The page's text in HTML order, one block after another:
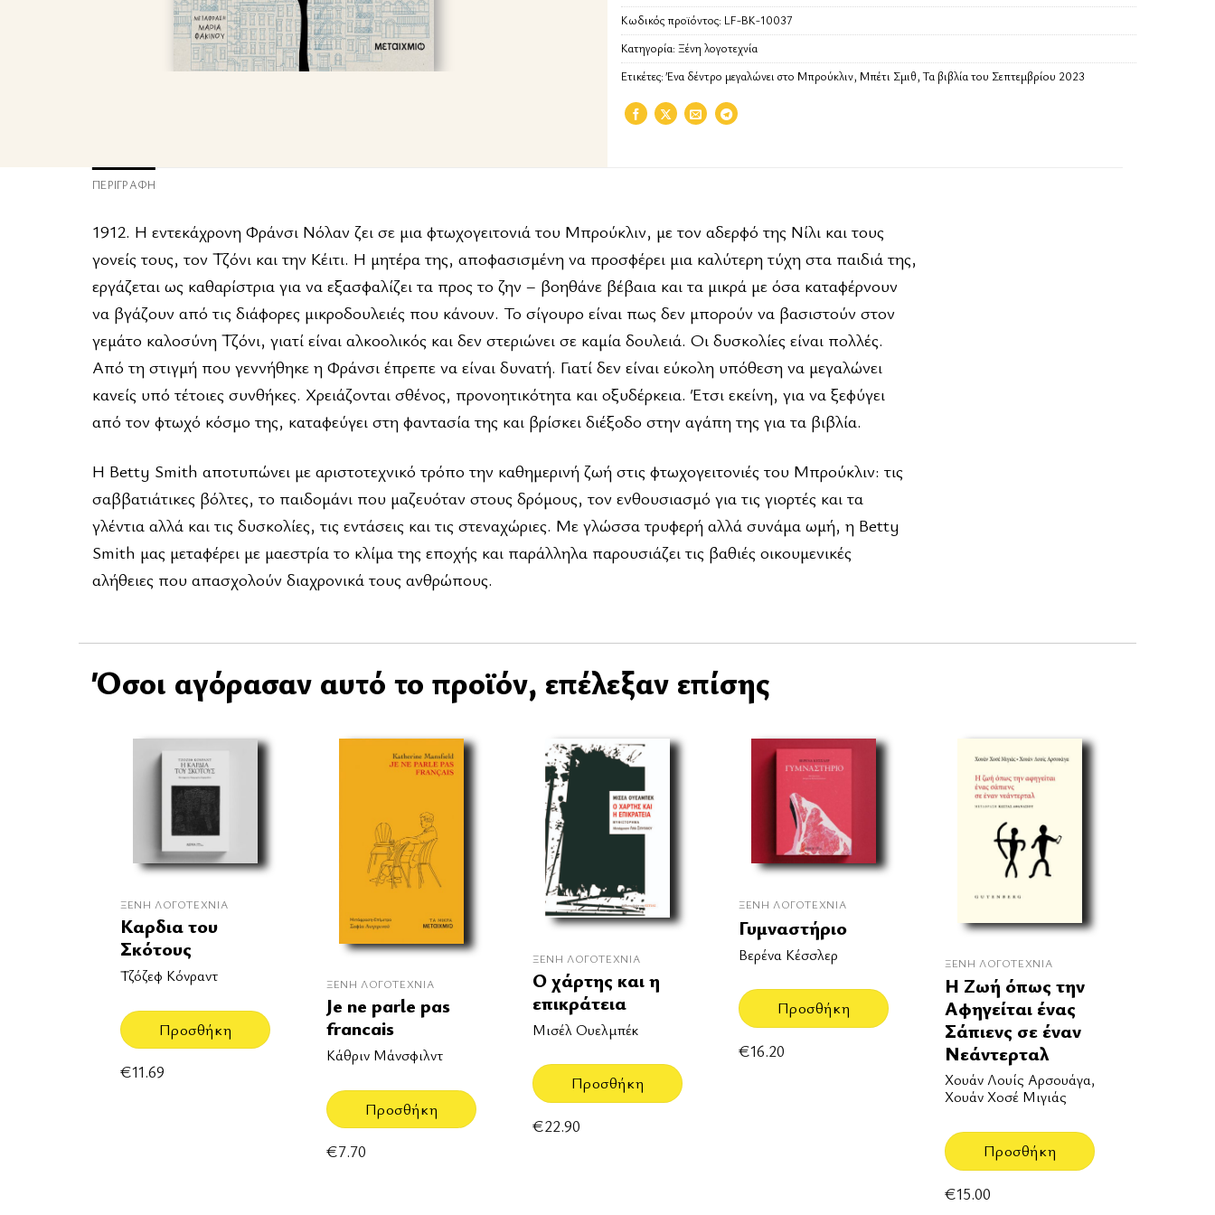
Κωδικός προϊόντος: LF-BK-10037
Κατηγορία: Ξένη λογοτεχνία
Ετικέτες:Ένα δέντρο μεγαλώνει στο Μπρούκλιν, Μπέτι Σμιθ,Τα βιβλία του Σεπτεμβρίου 2023
ΠΕΡΙΓΡΑΦΉ
1912. Η εντεκάχρονη Φράνσι Νόλαν ζει σε μια φτωχογειτονιά του Μπρούκλιν, με τον αδερφό της Νίλι και τους
γονείς τους, τον Τζόνι και την Κέιτι. Η μητέρα της, αποφασισμένη να προσφέρει μια καλύτερη τύχη στα παιδιά της,
εργάζεται ως καθαρίστρια για να εξασφαλίζει τα προς το ζην – βοηθάνε βέβαια και τα μικρά με όσα καταφέρνουν
να βγάζουν από τις διάφορες μικροδουλειές που κάνουν. Το σίγουρο είναι πως δεν μπορούν να βασιστούν στον
γεμάτο καλοσύνη Τζόνι, γιατί είναι αλκοολικός και δεν στεριώνει σε καμία δουλειά. Οι δυσκολίες είναι πολλές.
Από τη στιγμή που γεννήθηκε η Φράνσι έπρεπε να είναι δυνατή. Γιατί δεν είναι εύκολη υπόθεση να μεγαλώνει
κανείς υπό τέτοιες συνθήκες. Χρειάζονται σθένος, προνοητικότητα και οξυδέρκεια. Έτσι εκείνη, για να ξεφύγει
από τον φτωχό κόσμο της, καταφεύγει στη φαντασία της και βρίσκει διέξοδο στην αγάπη της για τα βιβλία.
Η Betty Smith αποτυπώνει με αριστοτεχνικό τρόπο την καθημερινή ζωή στις φτωχογειτονιές του Μπρούκλιν: τις
σαββατιάτικες βόλτες, το παιδομάνι που μαζευόταν στους δρόμους, τον ενθουσιασμό για τις γιορτές και τα
γλέντια αλλά και τις δυσκολίες, τις εντάσεις και τις στεναχώριες. Με γλώσσα τρυφερή αλλά συνάμα ωμή, η Betty
Smith μας μεταφέρει με μαεστρία το κλίμα της εποχής και παράλληλα παρουσιάζει τις βαθιές οικουμενικές
αλήθειες που απασχολούν διαχρονικά τους ανθρώπους.
Όσοι αγόρασαν αυτό το προϊόν, επέλεξαν επίσης
ΞΈΝΗ ΛΟΓΟΤΕΧΝΊΑ
Καρδια του
Σκότους
Τζόζεφ Κόνραντ
Προσθήκη
€11.69
ΞΈΝΗ ΛΟΓΟΤΕΧΝΊΑ
Je ne parle pas
francais
Κάθριν Μάνσφιλντ
Προσθήκη
€7.70
ΞΈΝΗ ΛΟΓΟΤΕΧΝΊΑ
Ο χάρτης και η
επικράτεια
Μισέλ Ουελμπέκ
Προσθήκη
€22.90
ΞΈΝΗ ΛΟΓΟΤΕΧΝΊΑ
Γυμναστήριο
Βερένα Κέσσλερ
Προσθήκη
€16.20
ΞΈΝΗ ΛΟΓΟΤΕΧΝΊΑ
Η Ζωή όπως την
Αφηγείται ένας
Σάπιενς σε έναν
Νεάντερταλ
Χουάν Λουίς Αρσουάγα,
Χουάν Χοσέ Μιγιάς
Προσθήκη
€15.00